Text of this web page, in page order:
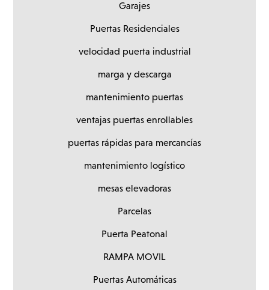
Garajes
Puertas Residenciales
velocidad puerta industrial
marga y descarga
mantenimiento puertas
ventajas puertas enrollables
puertas rápidas para mercancías
mantenimiento logístico
mesas elevadoras
Parcelas
Puerta Peatonal
RAMPA MOVIL
Puertas Automáticas